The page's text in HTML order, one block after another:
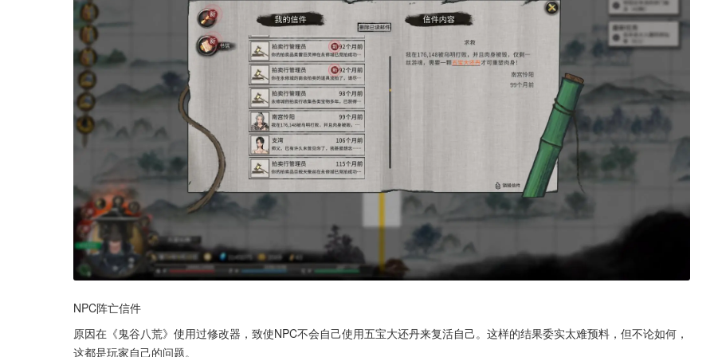
NPC阵亡信件
原因在《鬼谷八荒》使用过修改器，致使NPC不会自己使用五宝大还丹来复活自己。这样的结果委实太难预料，但不论如何，
这都是玩家自己的问题。